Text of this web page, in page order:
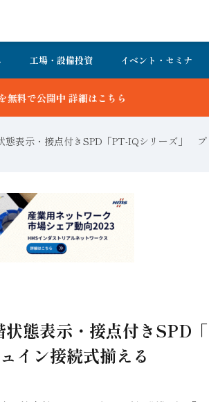
工場・設備投資 イベント・セミナ
ちら
表示・接点付きSPD「PT-IQシリーズ」 プ
態表示・接点付きSPD
イン接続式揃える